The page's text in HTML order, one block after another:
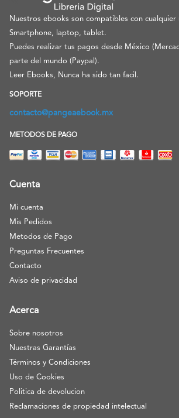
Nuestros ebooks son compatibles con
Smartphone, laptop, tablet.
Puedes realizar tus pagos desde México
parte del mundo (Paypal).
Leer Ebooks, Nunca ha sido tan facil.
SOPORTE
contacto@pangeaebook.mx
METODOS DE PAGO
Cuenta
Mi cuenta
Mis Pedidos
Metodos de Pago
Preguntas Frecuentes
Contacto
Aviso de privacidad
Acerca
Sobre nosotros
Nuestras Garantías
Términos y Condiciones
Uso de Cookies
Politica de devolucion
Reclamaciones de propiedad intelectual